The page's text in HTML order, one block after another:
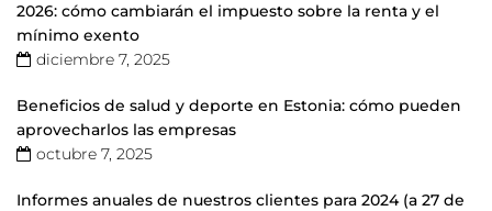
2026: cómo cambiarán el impuesto sobre la renta y el
mínimo exento
diciembre 7, 2025
Beneficios de salud y deporte en Estonia: cómo pueden
aprovecharlos las empresas
octubre 7, 2025
Informes anuales de nuestros clientes para 2024 (a 27 de